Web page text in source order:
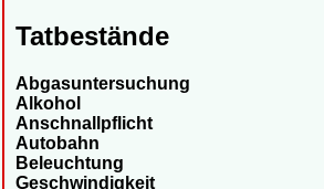
Tatbestände
Abgasuntersuchung
Alkohol
Anschnallpflicht
Autobahn
Beleuchtung
Geschwindigkeit